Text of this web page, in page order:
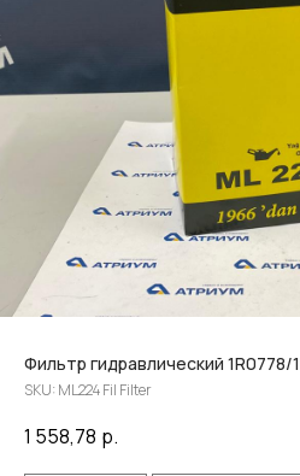
Фильтр гидравлический 1R0778/
SKU: ML224 Fil Filter
1 558,78 р.